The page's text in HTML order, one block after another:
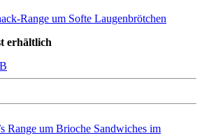
Range um Softe Laugenbrötchen
erhältlich
Range um Brioche Sandwiches im